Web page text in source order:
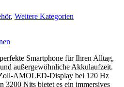
, Weitere Kategorien
Smartphone für Ihren Alltag,
außergewöhnliche Akkulaufzeit.
AMOLED-Display bei 120 Hz
3200 Nits bietet es ein immersives